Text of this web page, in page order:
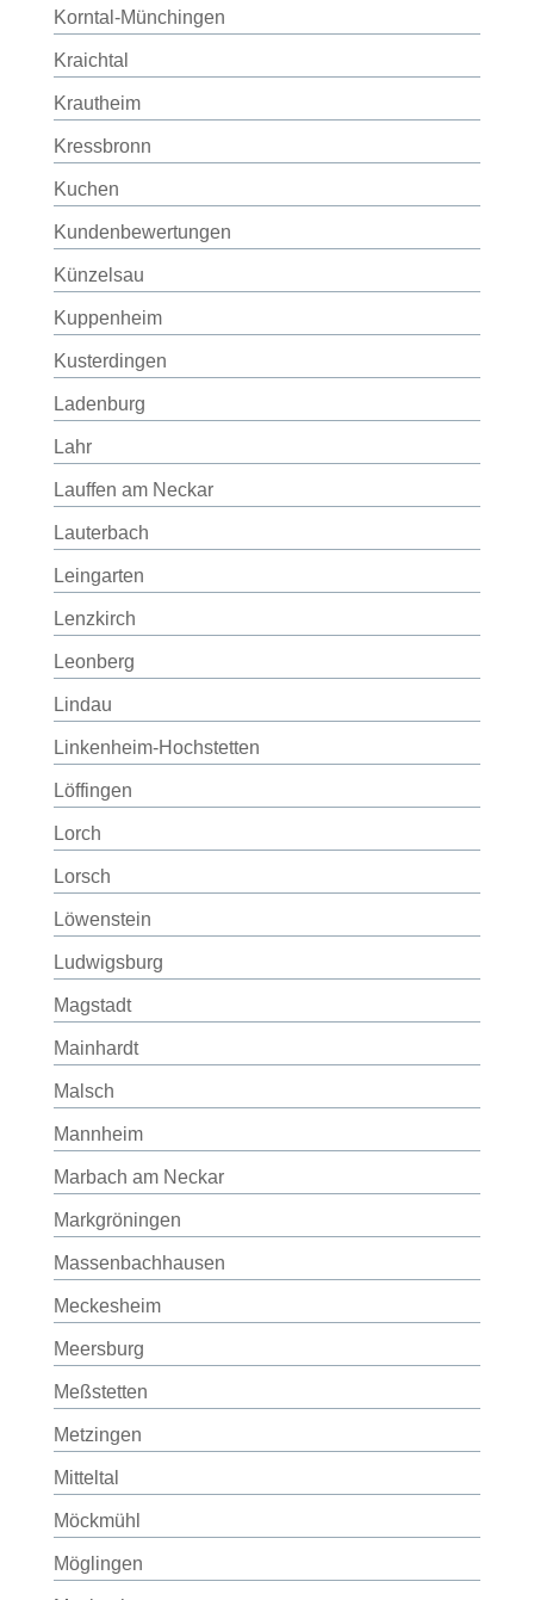
Korntal-Münchingen
Kraichtal
Krautheim
Kressbronn
Kuchen
Kundenbewertungen
Künzelsau
Kuppenheim
Kusterdingen
Ladenburg
Lahr
Lauffen am Neckar
Lauterbach
Leingarten
Lenzkirch
Leonberg
Lindau
Linkenheim-Hochstetten
Löffingen
Lorch
Lorsch
Löwenstein
Ludwigsburg
Magstadt
Mainhardt
Malsch
Mannheim
Marbach am Neckar
Markgröningen
Massenbachhausen
Meckesheim
Meersburg
Meßstetten
Metzingen
Mitteltal
Möckmühl
Möglingen